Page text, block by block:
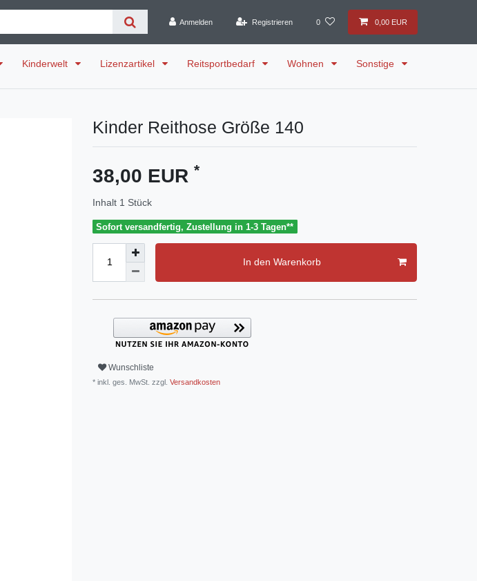
Anmelden Registrieren 0 0,00 EUR
Kinderwelt Lizenzartikel Reitsportbedarf Wohnen Sonstige
Kinder Reithose Größe 140
38,00 EUR *
Inhalt 1 Stück
Sofort versandfertig, Zustellung in 1-3 Tagen**
In den Warenkorb
Wunschliste
* inkl. ges. MwSt. zzgl. Versandkosten